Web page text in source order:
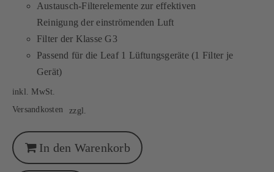
Austausch-Filterelemente zur effektiven
Reinigung der einströmenden Luft
Filter der Klasse G3
Passend für die Leaf 1 Lüftungsgeräte (1 Filter je
Gerät)
inkl. MwSt.
zzgl.
Versandkosten
In den Warenkorb